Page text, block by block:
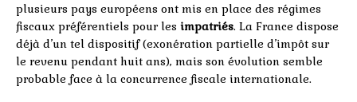
plusieurs pays européens ont mis en place des régimes
fiscaux préférentiels pour les impatriés. La France dispose
déjà d’un tel dispositif (exonération partielle d’impôt sur
le revenu pendant huit ans), mais son évolution semble
probable face à la concurrence fiscale internationale.